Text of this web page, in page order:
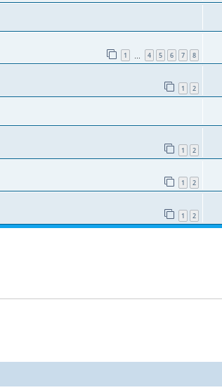
1 4 5 6 7 8
1 2
1 2
1 2
1 2